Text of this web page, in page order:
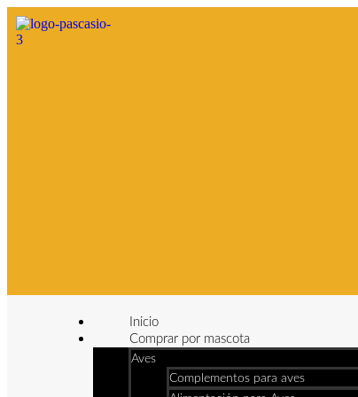
Inicio
Comprar por mascota
Aves
Complementos para aves